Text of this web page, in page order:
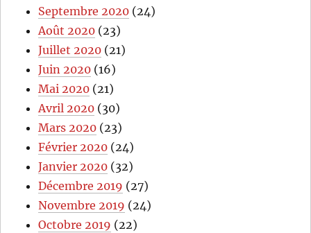
Septembre 2020 (24)
Août 2020 (23)
Juillet 2020 (21)
Juin 2020 (16)
Mai 2020 (21)
Avril 2020 (30)
Mars 2020 (23)
Février 2020 (24)
Janvier 2020 (32)
Décembre 2019 (27)
Novembre 2019 (24)
Octobre 2019 (22)